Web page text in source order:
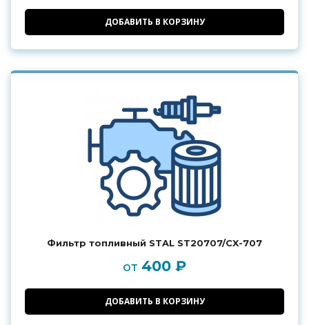
ДОБАВИТЬ В КОРЗИНУ
Фильтр топливный STAL ST20707/CX-707
от 400 ₽
ДОБАВИТЬ В КОРЗИНУ